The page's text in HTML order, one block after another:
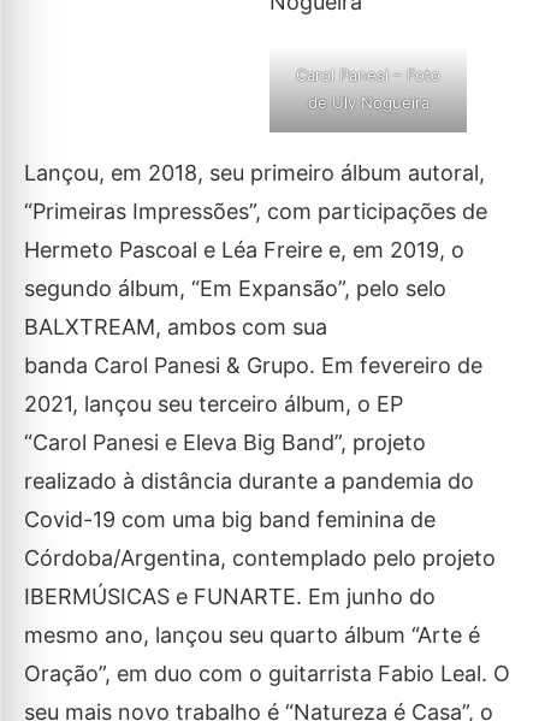
Carol Panesi – Foto
de Uly Nogueira
Lançou, em 2018, seu primeiro álbum autoral,
“Primeiras Impressões”, com participações de
Hermeto Pascoal e Léa Freire e, em 2019, o
segundo álbum, “Em Expansão”, pelo selo
BALXTREAM, ambos com sua
banda Carol Panesi & Grupo. Em fevereiro de
2021, lançou seu terceiro álbum, o EP
“Carol Panesi e Eleva Big Band”, projeto
realizado à distância durante a pandemia do
Covid-19 com uma big band feminina de
Córdoba/Argentina, contemplado pelo projeto
IBERMÚSICAS e FUNARTE. Em junho do
mesmo ano, lançou seu quarto álbum “Arte é
Oração”, em duo com o guitarrista Fabio Leal. O
seu mais novo trabalho é “Natureza é Casa”, o